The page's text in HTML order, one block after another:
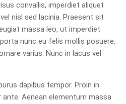
convallis, imperdiet aliquet
nisl sed lacinia. Praesent sit
massa leo, ut imperdiet
nunc eu felis mollis posuere.
varius. Nunc in lacus vel
dapibus tempor. Proin in
Aenean elementum massa